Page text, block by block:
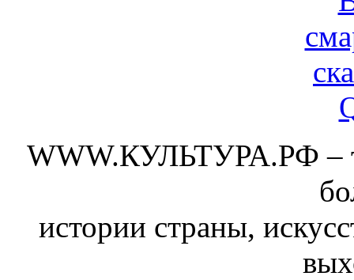
WWW.КУЛЬТУРА.РФ –
истории страны,